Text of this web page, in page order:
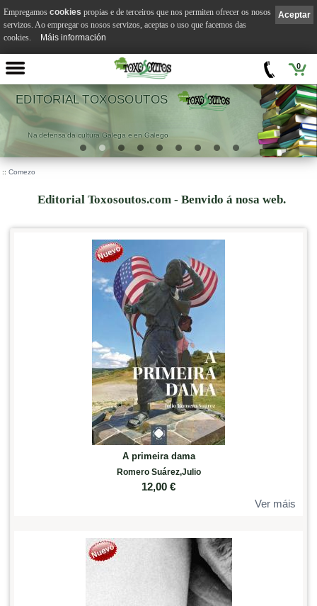
0
EDITORIAL TOXOSOUTOS
Na defensa da cultura Galega e en Galego
:: Comezo
Editorial Toxosoutos.com - Benvido á nosa web.
A primeira dama
Romero Suárez,Julio
12,00 €
Ver máis
Aceptar
Empregamos cookies propias e de terceiros que nos permiten ofrecer os nosos
servizos. Ao empregar os nosos servizos, aceptas o uso que facemos das
cookies.
Máis información